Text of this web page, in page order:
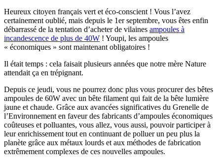
Heureux citoyen français vert et éco-conscient ! Vous l’avez
certainement oublié, mais depuis le 1er septembre, vous êtes enfin
débarrassé de la tentation d’acheter de vilaines ampoules à
incandescence de plus de 40W ! Youpi, les ampoules
« économiques » sont maintenant obligatoires !
Il était temps : cela faisait plusieurs années que notre mère Nature
attendait ça en trépignant.
Depuis ce jeudi, vous ne pourrez donc plus vous procurer des bêtes
ampoules de 60W avec un bête filament qui fait de la bête lumière
jaune et chaude. Grâce aux avancées significatives du Grenelle de
l’Environnement en faveur des fabricants d’ampoules économiques
coûteuses et polluantes, vous allez, vous aussi, pouvoir participer à
leur enrichissement tout en continuant de polluer un peu plus la
planète grâce aux métaux lourds et aux méthodes de fabrication
extrêmement complexes de ces nouvelles ampoules.